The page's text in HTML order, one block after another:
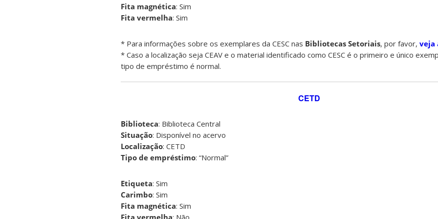
Fita magnética: Sim
Fita vermelha: Sim
* Para informações sobre os exemplares da CESC nas Bibliotecas Setoriais, por favor, veja
* Caso a localização seja CEAV e o material identificado como CESC é o primeiro e único
tipo de empréstimo é normal.
CETD
Biblioteca: Biblioteca Central
Situação: Disponível no acervo
Localização: CETD
Tipo de empréstimo: “Normal”
Etiqueta: Sim
Carimbo: Sim
Fita magnética: Sim
Fita vermelha: Não